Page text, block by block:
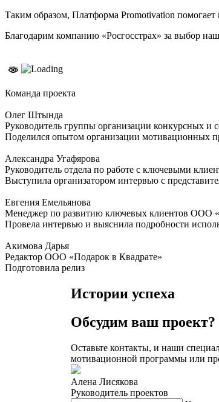
Таким образом, Платформа Promotivation помогает
Благодарим компанию «Росгосстрах» за выбор
Команда проекта
Олег Штында
Руководитель группы организации конкурсных
Поделился опытом организации мотивационных
Александра Угафярова
Руководитель отдела по работе с ключевыми
Выступила организатором интервью с
Евгения Емельянова
Менеджер по развитию ключевых клиентов ООО
Провела интервью и выяснила подробности
Акимова Дарья
Редактор ООО «Подарок в Квадрате»
Подготовила релиз
Истории успеха
Обсудим ваш проект?
Оставьте контакты, и наши
мотивационной программы или
Алена Лисякова
Руководитель проектов